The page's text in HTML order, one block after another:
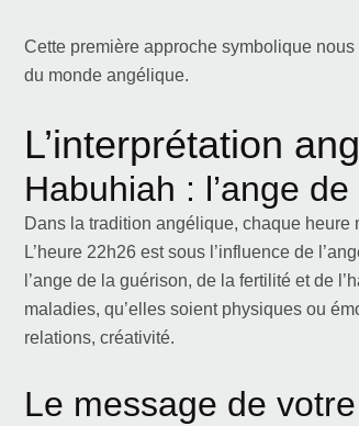
Cette première approche symbolique
du monde angélique.
L’interprétation
Habuhiah : l’ange
Dans la tradition angélique, chaque
L’heure 22h26 est sous l’influence de
l’ange de la guérison, de la fertilité et de
maladies, qu’elles soient physiques ou
relations, créativité.
Le message de